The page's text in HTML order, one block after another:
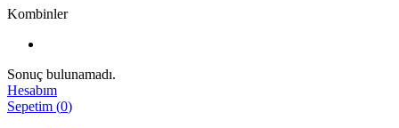
Kombinler
Sonuç bulunamadı.
Hesabım
Sepetim (0)